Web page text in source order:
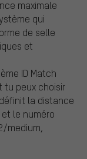
maximale
qui
de selle
et
ID Match
tu peux choisir
la distance
le numéro
medium,